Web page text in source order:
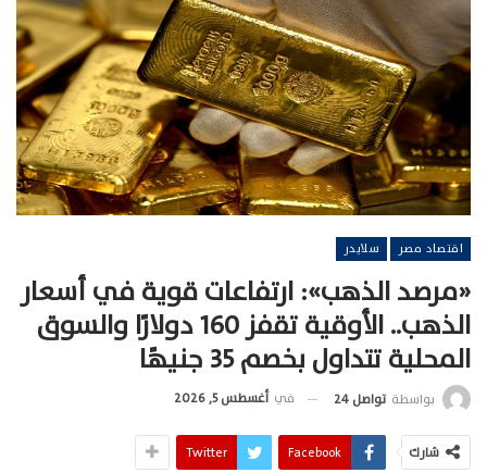
اقتصاد مصر سلايدر
«مرصد الذهب»: ارتفاعات قوية في أسعار
الذهب.. الأوقية تقفز 160 دولارًا والسوق
المحلية تتداول بخصم 35 جنيهًا
بواسطة تواصل 24 في أغسطس 5, 2026
شارك Facebook
Twitter